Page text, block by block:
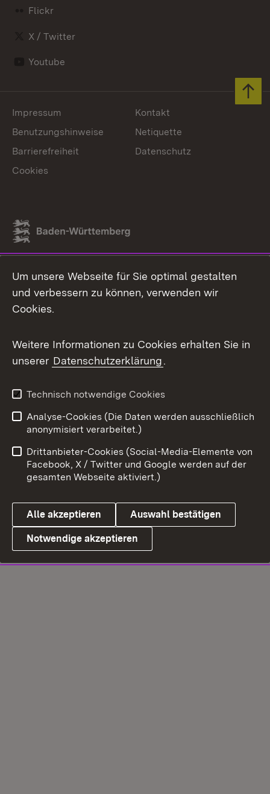
Flickr
X / Twitter
Youtube
Link zum Landesportal
Impressum
Kontakt
Benutzungshinweise
Netiquette
Barrierefreiheit
Datenschutz
Cookies
Um unsere Webseite für Sie optimal gestalten
und verbessern zu können, verwenden wir
Cookies.
Weitere Informationen zu Cookies erhalten Sie in
unserer Datenschutzerklärung.
Technisch notwendige Cookies
Analyse-Cookies (Die Daten werden ausschließlich
anonymisiert verarbeitet.)
Drittanbieter-Cookies (Social-Media-Elemente von
Facebook, X / Twitter und Google werden auf der
gesamten Webseite aktiviert.)
Alle akzeptieren Auswahl bestätigen
Notwendige akzeptieren